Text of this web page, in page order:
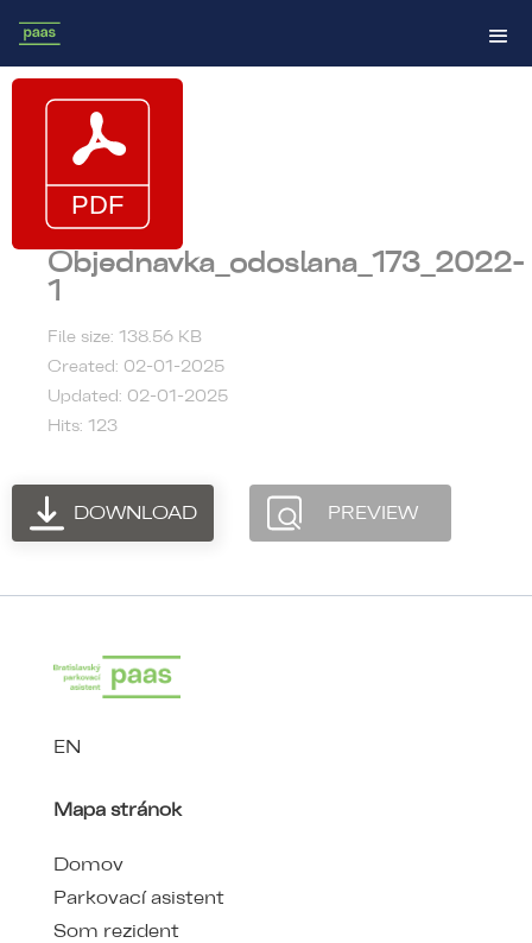
Objednavka_odoslana_173_2022-
1
File size: 138.56 KB
Created: 02-01-2025
Updated: 02-01-2025
Hits: 123
DOWNLOAD PREVIEW
EN
Mapa stránok
Domov
Parkovací asistent
Som rezident